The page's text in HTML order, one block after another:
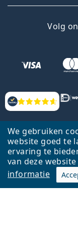
We gebruiken
website goed te
ervaring te
van deze
informatie
Beoordelingen
Volg
Terug
Lentiamo.nl is